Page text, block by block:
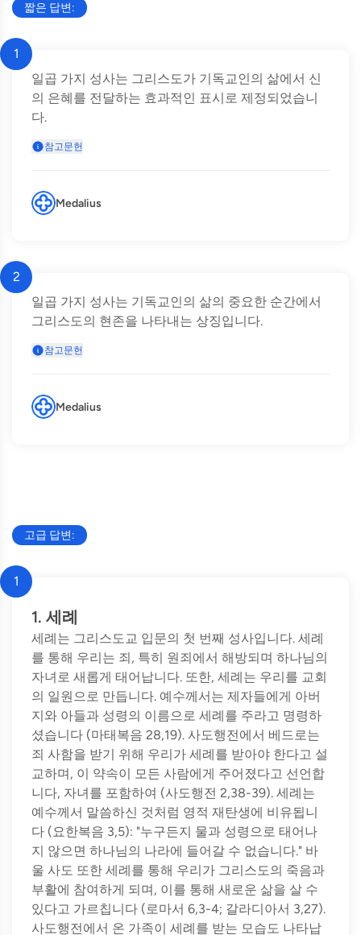
짧은 답변:
1
일곱 가지 성사는 그리스도가 기독교인의 삶에서 신
의 은혜를 전달하는 효과적인 표시로 제정되었습니
다.
참고문헌
Medalius
2
일곱 가지 성사는 기독교인의 삶의 중요한 순간에서
그리스도의 현존을 나타내는 상징입니다.
참고문헌
Medalius
고급 답변:
1
1. 세례
세례는 그리스도교 입문의 첫 번째 성사입니다. 세례
를 통해 우리는 죄, 특히 원죄에서 해방되며 하나님의
자녀로 새롭게 태어납니다. 또한, 세례는 우리를 교회
의 일원으로 만듭니다. 예수께서는 제자들에게 아버
지와 아들과 성령의 이름으로 세례를 주라고 명령하
셨습니다 (마태복음 28,19). 사도행전에서 베드로는
죄 사함을 받기 위해 우리가 세례를 받아야 한다고 설
교하며, 이 약속이 모든 사람에게 주어졌다고 선언합
니다, 자녀를 포함하여 (사도행전 2,38-39). 세례는
예수께서 말씀하신 것처럼 영적 재탄생에 비유됩니
다 (요한복음 3,5): "누구든지 물과 성령으로 태어나
지 않으면 하나님의 나라에 들어갈 수 없습니다." 바
울 사도 또한 세례를 통해 우리가 그리스도의 죽음과
부활에 참여하게 되며, 이를 통해 새로운 삶을 살 수
있다고 가르칩니다 (로마서 6,3-4; 갈라디아서 3,27).
사도행전에서 온 가족이 세례를 받는 모습도 나타납